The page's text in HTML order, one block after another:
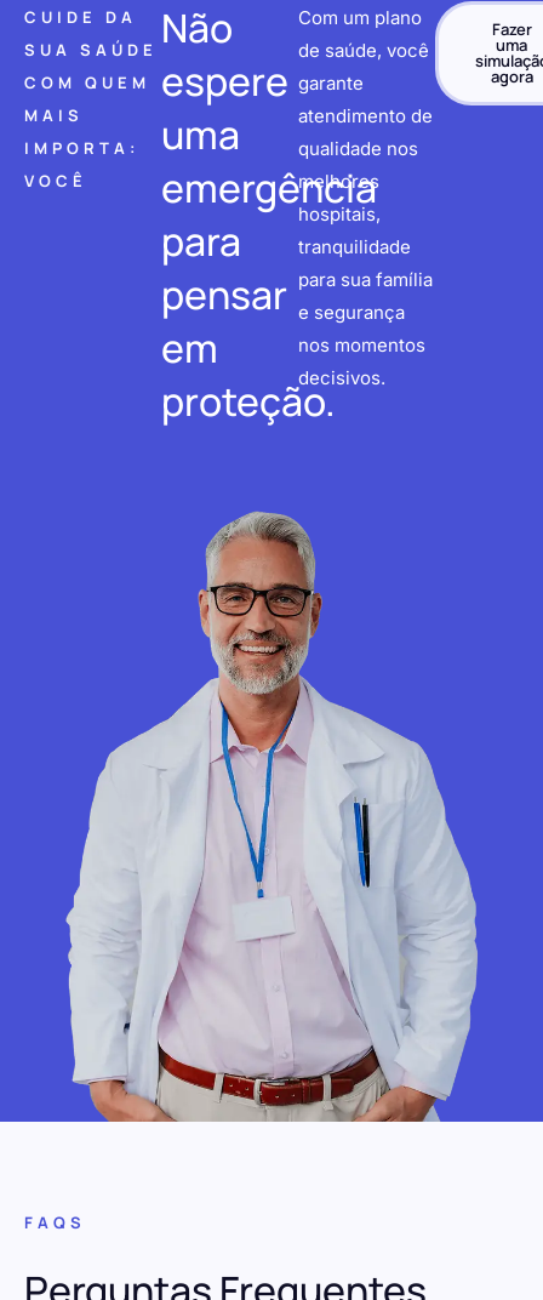
CUIDE DA
SUA SAÚDE
COM QUEM
MAIS
IMPORTA:
VOCÊ
Não
espere
uma
emergência
para
pensar
em
proteção.
Com um plano
de saúde, você
garante
atendimento de
qualidade nos
melhores
hospitais,
tranquilidade
para sua família
e segurança
nos momentos
decisivos.
Fazer
uma
agora
FAQS